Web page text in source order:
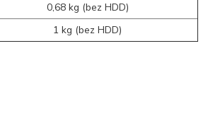
0,68 kg (bez HDD)
1 kg (bez HDD)